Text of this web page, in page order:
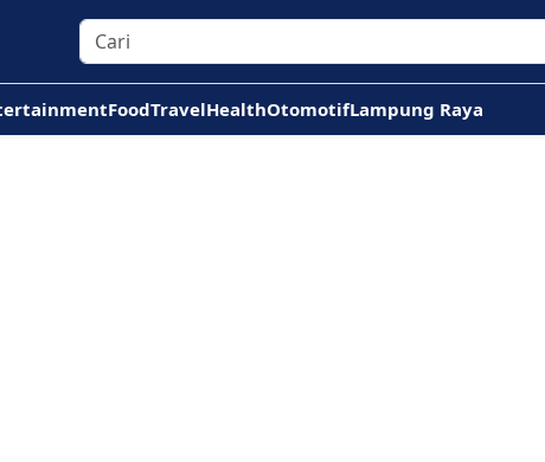
FoodTravelHealthOtomotifLampung Raya